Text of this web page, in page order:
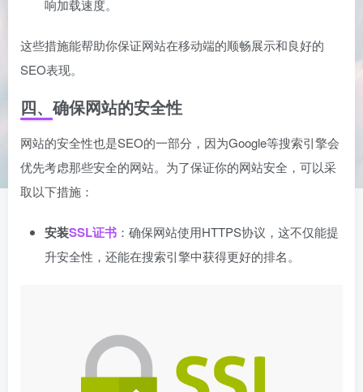
响加载速度。
这些措施能帮助你保证网站在移动端的顺畅展示和良好的
SEO表现。
四、确保网站的安全性
网站的安全性也是SEO的一部分，因为Google等搜索引擎会
优先考虑那些安全的网站。为了保证你的网站安全，可以采
取以下措施：
安装SSL证书 ：确保网站使用HTTPS协议，这不仅能提
升安全性，还能在搜索引擎中获得更好的排名。